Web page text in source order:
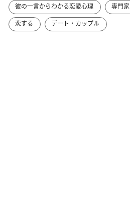
彼の一言からわかる恋愛心理 専門家
恋する
デート・カップル